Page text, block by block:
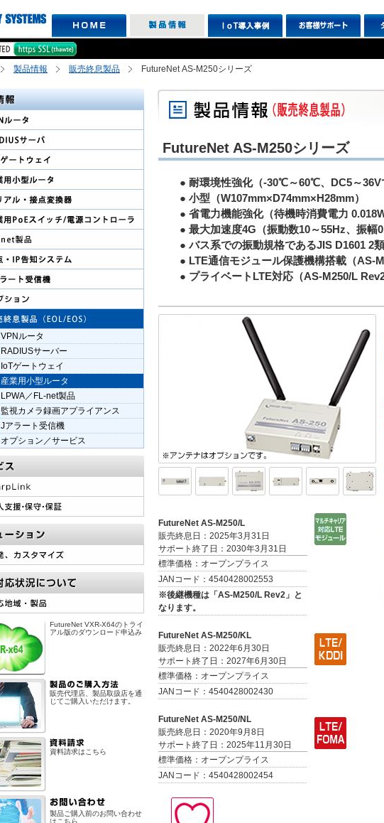
製品情報 販売終息製品 FutureNet AS-M250シリーズ
FutureNet AS-M250シリーズ
● 耐環境性強化（-30℃～60℃、DC5～36V
● 小型（W107mm×D74mm×H28mm）
● 省電力機能強化（待機時消費電力 0.018W
● 最大加速度4G（振動数10～55Hz、振幅
● バス系での振動規格であるJIS D1601 2
● LTE通信モジュール保護機構搭載（AS-
● プライベートLTE対応（AS-M250/L Rev2
FutureNet AS-M250/L
販売終息日：2025年3月31日
サポート終了日：2030年3月31日
標準価格：オープンプライス
JANコード：4540428002553
※後継機種は「AS-M250/L Rev2」と
なります。
FutureNet AS-M250/KL
販売終息日：2022年6月30日
サポート終了日：2027年6月30日
標準価格：オープンプライス
JANコード：4540428002430
FutureNet AS-M250/NL
販売終息日：2020年9月8日
サポート終了日：2025年11月30日
標準価格：オープンプライス
JANコード：4540428002454
VPNルータ
RADIUSサーバー
IoTゲートウェイ
産業用小型ルータ
LPWA／FL-net製品
監視カメラ録画アプライアンス
Jアラート受信機
オプション／サービス
FutureNet VXR-X64のトライ
アル版のダウンロード申込み
販売代理店、製品取扱店を通
じてご購入いただけます。
資料請求はこちら
製品ご購入前のお問い合わせ
はこちら